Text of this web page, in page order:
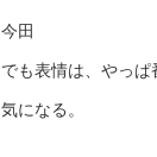
今田
でも表情は、やっ
気になる。